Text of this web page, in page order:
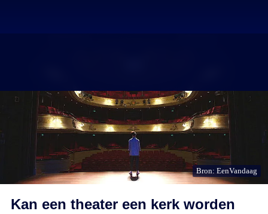
Bron: EenVandaag
Kan een theater een kerk worden